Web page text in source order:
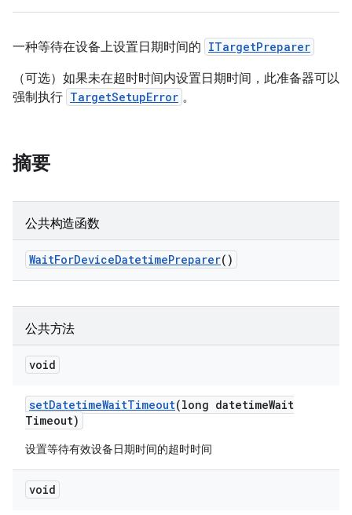
一种等待在设备上设置日期时间的 ITargetPreparer
（可选）如果未在超时时间内设置日期时间，此准备器可以
强制执行 TargetSetupError 。
摘要
公共构造函数
WaitForDeviceDatetimePreparer()
公共方法
void
setDatetimeWaitTimeout(long datetimeWait
Timeout)
设置等待有效设备日期时间的超时时间
void